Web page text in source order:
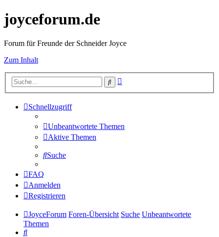
joyceforum.de
Forum für Freunde der Schneider Joyce
Zum Inhalt
Suche
Schnellzugriff
Unbeantwortete Themen
Aktive Themen
Suche
FAQ
Anmelden
Registrieren
JoyceForum Foren-Übersicht Suche Unbeantwortete
Themen
Suche